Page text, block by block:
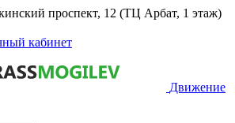
проспект, 12 (ТЦ Арбат, 1 этаж)
кабинет
Движение